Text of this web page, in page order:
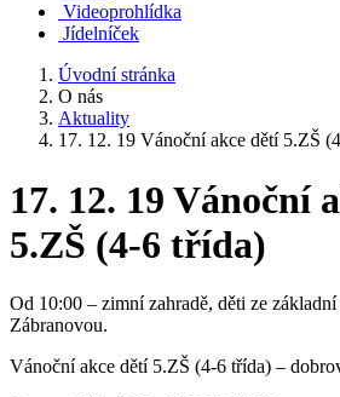
Videoprohlídka
Jídelníček
Úvodní stránka
O nás
Aktuality
17. 12. 19 Vánoční akce dětí 5.ZŠ
17. 12. 19 Vánoční
5.ZŠ (4-6 třída)
Od 10:00 – zimní zahradě, děti ze
Zábranovou.
Vánoční akce dětí 5.ZŠ (4-6 třída) –